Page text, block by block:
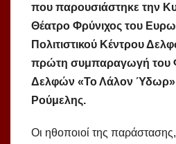
που παρουσιάστηκε την
Θέατρο Φρύνιχος του
Πολιτιστικού Κέντρου
πρώτη συμπαραγωγή του
Δελφών «Το Λάλον
Ρούμελης.
Οι ηθοποιοί της παράστασης,